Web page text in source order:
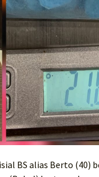
BS alias Berto (40)